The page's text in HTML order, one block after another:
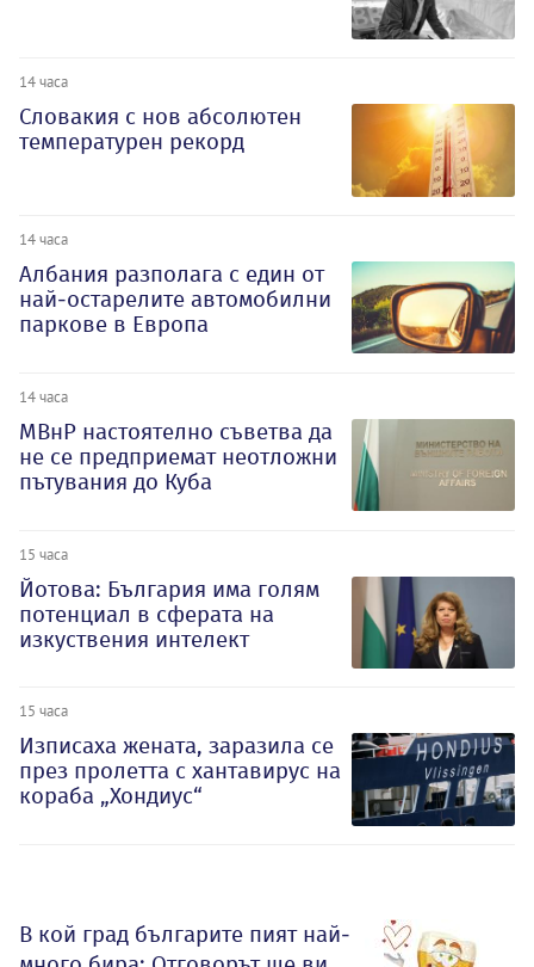
14 часа
Словакия с нов абсолютен
температурен рекорд
14 часа
Албания разполага с един от
най-остарелите автомобилни
паркове в Европа
14 часа
МВнР настоятелно съветва да
не се предприемат неотложни
пътувания до Куба
15 часа
Йотова: България има голям
потенциал в сферата на
изкуствения интелект
15 часа
Изписаха жената, заразила се
през пролетта с хантавирус на
кораба „Хондиус“
В кой град българите пият най-